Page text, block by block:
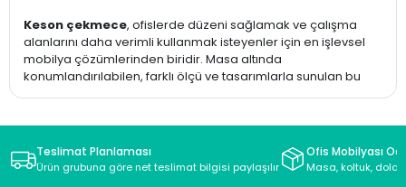
Keson çekmece, ofislerde düzeni sağlamak ve çalışma
alanlarını daha verimli kullanmak isteyenler için en işlevsel
mobilya çözümlerinden biridir. Masa altında
konumlandırılabilen, farklı ölçü ve tasarımlarla sunulan bu
ürünler; evrak, kırtasiye malzemeleri ve kişisel eşyaların
görünüm hem de kullanım kolaylığı sunanofis keson
çekmecemodelleri, modern çalışma alanlarının
vazgeçilmez tamamlayıcıları arasında yer alır. Avantaj Ofis
olarak farklı ihtiyaçlara uygun
keson çekmece modelleri
Teslimat Planlaması
Ürün grubuna göre net teslimat bilgisi paylaşılır
Ofis Mobilyası
Masa, koltuk,